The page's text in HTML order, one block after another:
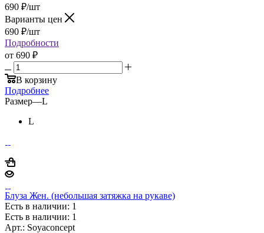
690 ₽/шт
Варианты цен
690 ₽/шт
Подробности
от 690 ₽
В корзину
Подробнее
Размер—L
L
Блуза Жен. (небольшая затяжка на рукаве)
Есть в наличии: 1
Есть в наличии: 1
Арт.: Soyaconcept